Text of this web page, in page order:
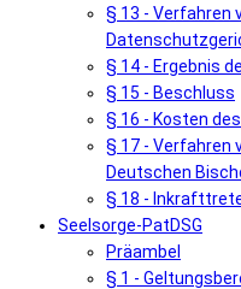
§ 13 - Verfahren
§ 14 - Ergebnis
§ 15 - Beschluss
§ 16 - Kosten
§ 17 - Verfahren
Deutschen
§ 18 -
Seelsorge-PatDSG
Präambel
§ 1 -